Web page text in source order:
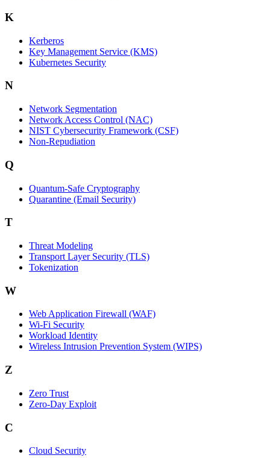
K
Kerberos
Key Management Service (KMS)
Kubernetes Security
N
Network Segmentation
Network Access Control (NAC)
NIST Cybersecurity Framework (CSF)
Non-Repudiation
Q
Quantum-Safe Cryptography
Quarantine (Email Security)
T
Threat Modeling
Transport Layer Security (TLS)
Tokenization
W
Web Application Firewall (WAF)
Wi‑Fi Security
Workload Identity
Wireless Intrusion Prevention System (WIPS)
Z
Zero Trust
Zero‑Day Exploit
C
Cloud Security